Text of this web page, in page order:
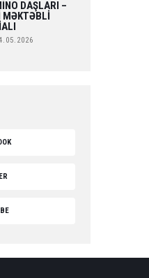
DAŞLARI –
MƏKTƏBLİ